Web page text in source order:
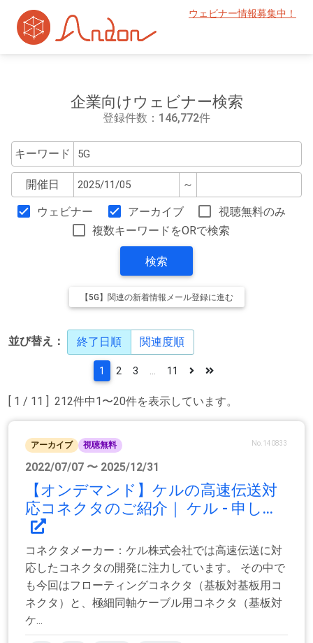
ウェビナー情報募集中！
企業向けウェビナー検索
登録件数：146,772件
キーワード
開催日 ～
ウェビナー アーカイブ
視聴無料のみ
複数キーワードをORで検索
検索
【5G】関連の新着情報メール登録に進む
並び替え： 終了日順 関連度順
[ 1 / 11 ] 212件中1〜20件を表示しています。
1 2 3 11
アーカイブ 視聴無料 No.140833
2022/07/07 〜 2025/12/31
【オンデマンド】ケルの高速伝送対
応コネクタのご紹介｜ ケル - 申し...
コネクタメーカー：ケル株式会社では高速伝送に対
応したコネクタの開発に注力しています。 その中で
も今回はフローティングコネクタ（基板対基板用コ
ネクタ）と、極細同軸ケーブル用コネクタ（基板対
ケ...